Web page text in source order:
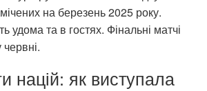
на березень 2025 року.
удома та в гостях. Фінальні матчі
націй: як виступала